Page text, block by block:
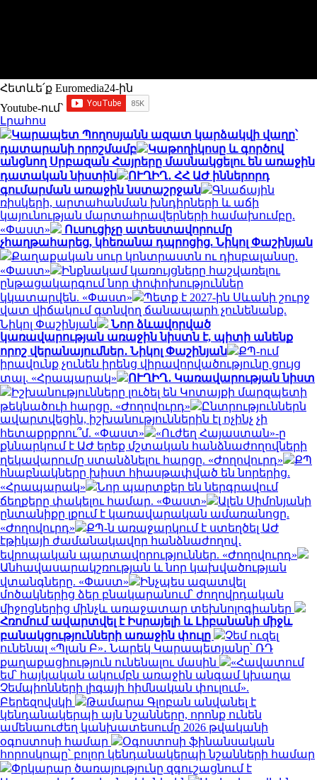
Հետևե՛ք Euromedia24-ին
Youtube-ում`
Լրահոս
Կարապետ Պողոսյանն ազատ կարձակվի վաղը՝
դատարանի որոշմամբ
Կաթողիկոսը և գործով
անցնող Սրբազան Հայրերը մասնակցելու են առաջին
դատական նիստին
ՈՒՂԻՂ․ ՀՀ ԱԺ իններորդ
գումարման առաջին նստաշրջան
Գնաճային
ռիսկերի, արտահանման խնդիրների և աճի
կայունության մարտահրավերների համախումբը.
«Փաստ»
Ուսուցիչը ատեստավորումը
չհաղթահարեց, կհեռանա դպրոցից. Նիկոլ Փաշինյան
Քաղաքական սուր կոնտրաստն ու դիսբալանսը.
«Փաստ»
Ինքնակամ կառույցները հաշվառելու
ընթացակարգում նոր փոփոխություններ
կկատարվեն. «Փաստ»
Պետք է 2027-ին Սևանի շուրջ
վատ վիճակում գտնվող ճանապարհ չունենանք.
Նիկոլ Փաշինյան
Նոր ձևավորված
կառավարության առաջին նիստն է, պիտի անենք
որոշ վերանայումներ․ Նիկոլ Փաշինյան
ՔՊ-ում
իրավունք չունեն իրենց վիրավորվածությունը ցույց
տալ. «Հրապարակ»
ՈՒՂԻՂ․ Կառավարության նիստ
Իշխանությունները լուծել են Կոտայքի մարզպետի
թեկնածուի հարցը. «Ժողովուրդ»
Ընտրություններն
ավարտվեցին, իշխանություններին էլ ոչինչ չի
հետաքրքրու՞մ. «Փաստ»
«Ուժեղ Հայաստան»-ը
քննարկում է ԱԺ երեք մշտական հանձնաժողովների
ղեկավարումը ստանձնելու հարցը. «Ժողովուրդ»
ՔՊ
հնաբնակները խիստ հիասթափված են նորերից.
«Հրապարակ»
Նոր պարտքեր են ներգրավում
ճեղքերը փակելու համար. «Փաստ»
Ալեն Սիմոնյանի
ընտանիքը լքում է կառավարական ամառանոցը.
«Ժողովուրդ»
ՔՊ-ն առաջարկում է ստեղծել ԱԺ
էթիկայի ժամանակավոր հանձնաժողով․
եվրոպական պարտավորություններ. «Ժողովուրդ»
Անհավասարակշռության և նոր կախվածության
վտանգները. «Փաստ»
Ինչպես ազատվել
մոծակներից ձեր բնակարանում՝ ժողովրդական
միջոցներից մինչև առաջատար տեխնոլոգիաներ
Հռոմում ավարտվել է Իսրայելի և Լիբանանի միջև
բանակցությունների առաջին փուլը
Չեմ ուզել
ունենալ «Պլան Բ»․ Նարեկ Կարապետյանը՝ ՌԴ
քաղաքացիություն ունենալու մասին
«Հավատում
եմ՝ հայկական ակումբն առաջին անգամ կխաղա
Չեմպիոնների լիգայի հիմնական փուլում».
Բերեզովսկի
Թամարա Գլոբան անվանել է
կենդանակերպի այն նշանները, որոնք ունեն
ամենաուժեղ կանխատեսումը 2026 թվականի
օգոստոսի համար
Օգոստոսի ֆինանսական
հորոսկոպը՝ բոլոր կենդանակերպի նշանների համար
Փրկարար ծառայությունը զգուշացնում է